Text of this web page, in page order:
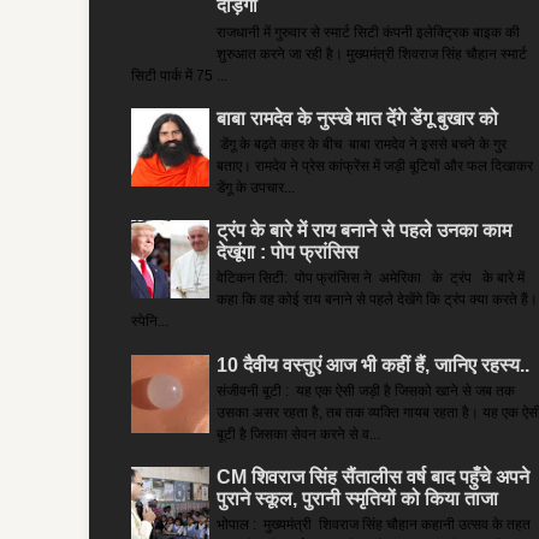
दौड़ेंगी
राजधानी में गुरुवार से स्मार्ट सिटी कंपनी इलेक्ट्रिक बाइक की
शुरुआत करने जा रही है। मुख्यमंत्री शिवराज सिंह चौहान स्मार्ट
सिटी पार्क में 75 ...
बाबा रामदेव के नुस्खे मात देंगे डेंगू बुखार को
डेंगू के बढ़ते कहर के बीच बाबा रामदेव ने इससे बचने के गुर
बताए। रामदेव ने प्रेस कांफ्रेंस में जड़ी बूटियों और फल दिखाकर
डेंगू के उपचार...
ट्रंप के बारे में राय बनाने से पहले उनका काम
देखूंगा : पोप फ्रांसिस
वेटिकन सिटी: पोप फ्रांसिस ने अमेरिका के ट्रंप के बारे में
कहा कि वह कोई राय बनाने से पहले देखेंगे कि ट्रंप क्या करते हैं।
स्पेनि...
10 दैवीय वस्तुएं आज भी कहीं हैं, जानिए रहस्य..
संजीवनी बूटी : यह एक ऐसी जड़ी है जिसको खाने से जब तक
उसका असर रहता है, तब तक व्यक्ति गायब रहता है। यह एक
बूटी है जिसका सेवन करने से व...
CM शिवराज सिंह सैंतालीस वर्ष बाद पहुँचे अपने
पुराने स्कूल, पुरानी स्मृतियों को किया ताजा
भोपाल : मुख्यमंत्री शिवराज सिंह चौहान कहानी उत्सव के तहत